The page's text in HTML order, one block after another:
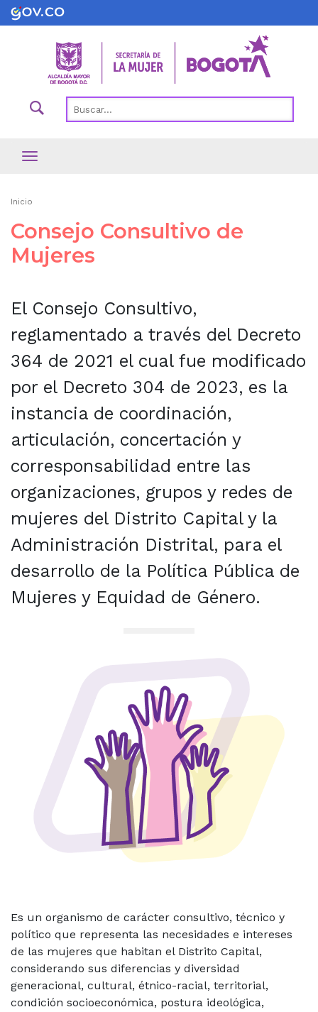
Pasar
al
Ruta
de
navegación
Inicio
Consejo Consultivo de
Mujeres
El Consejo Consultivo,
reglamentado a través del Decreto
364 de 2021 el cual fue modificado
por el Decreto 304 de 2023, es la
instancia de coordinación,
articulación, concertación y
corresponsabilidad entre las
organizaciones, grupos y redes de
mujeres del Distrito Capital y la
Administración Distrital, para el
desarrollo de la Política Pública de
Mujeres y Equidad de Género.
Es un organismo de carácter consultivo, técnico y
político que representa las necesidades e intereses
de las mujeres que habitan el Distrito Capital,
considerando sus diferencias y diversidad
generacional, cultural, étnico-racial, territorial,
condición socioeconómica, postura ideológica,